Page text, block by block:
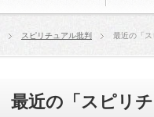
スピリチュアル批判 最近の「ス
最近の「スピリ